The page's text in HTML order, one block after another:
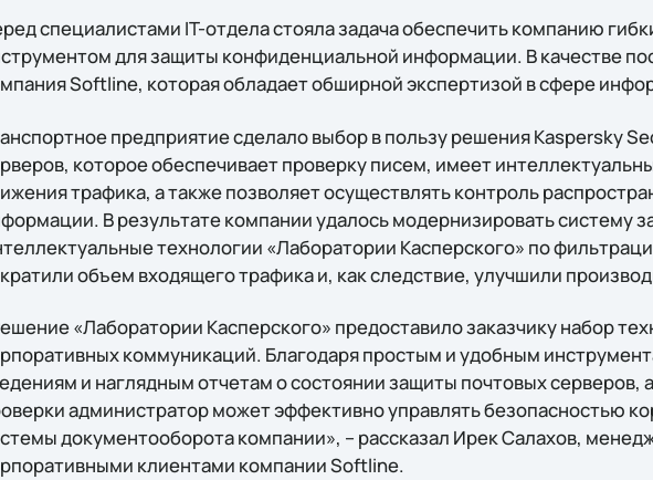
специалистами IT-отдела стояла задача обеспечить компанию
для защиты конфиденциальной информации. В качестве
Softline, которая обладает обширной экспертизой в сфере
предприятие сделало выбор в пользу решения Kaspersky
которое обеспечивает проверку писем, имеет
трафика, а также позволяет осуществлять контроль
В результате компании удалось модернизировать систему
технологии «Лаборатории Касперского» по
объем входящего трафика и, как следствие, улучшили
«Лаборатории Касперского» предоставило заказчику набор
коммуникаций. Благодаря простым и удобным
и наглядным отчетам о состоянии защиты почтовых серверов,
администратор может эффективно управлять безопасностью
документооборота компании», – рассказал Ирек Салахов,
клиентами компании Softline.